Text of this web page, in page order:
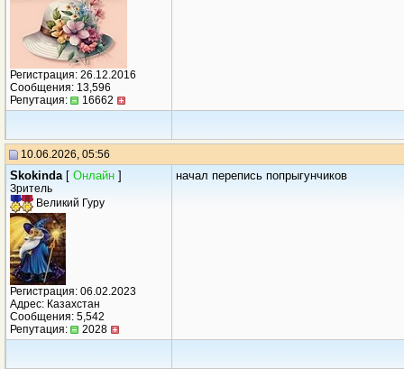
Регистрация: 26.12.2016
Сообщения: 13,596
Репутация:
16662
10.06.2026, 05:56
Skokinda [ Онлайн ]
Зритель
Великий Гуру
Регистрация: 06.02.2023
Адрес: Казахстан
Сообщения: 5,542
Репутация:
2028
начал перепись попрыгунчиков